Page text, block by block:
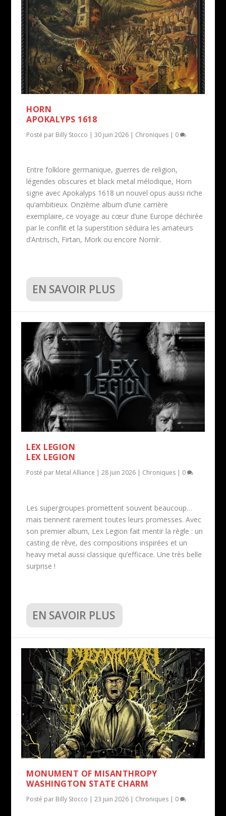
HORN
APOKALYPS 1618
Posté par Billy Stocco |30 juin 2026 | Chroniques | 0
Entre folklore germanique, guerres de religion,
légendes obscures et black metal mélodique, Horn
signe avec Apokalyps 1618 un nouvel opus aussi riche
qu’ambitieux. Onzième album d’une carrière
exemplaire, ce voyage au cœur d’une Europe déchirée
par le conflit et la superstition séduira les amateurs
d’Antrisch, Firtan, Mork ou encore Nornír.
EN SAVOIR PLUS
LEX LEGION
LEX LEGION
Posté par Metal Alliance |28 juin 2026 Chroniques 0
Les supergroupes promettent souvent beaucoup…
mais tiennent rarement toutes leurs promesses. Avec
son premier album, Lex Legion fait mentir la règle : un
casting de rêve, des compositions inspirées et un
heavy metal aussi classique qu’efficace. Une très belle
surprise !
EN SAVOIR PLUS
MONUMENT OF MISANTHROPY
WASHINGTON STATE CHARM
Posté par Billy Stocco |23 juin 2026 | Chroniques | 0